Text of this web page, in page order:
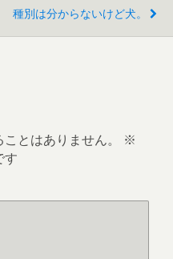
種別は分からないけど犬。
とはありません。
※
す